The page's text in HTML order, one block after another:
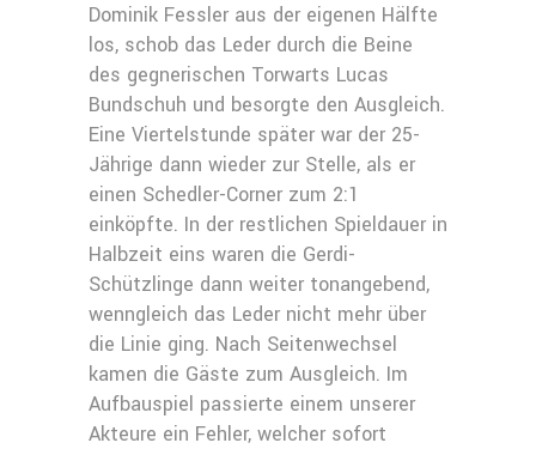
Dominik Fessler aus der eigenen Hälfte
los, schob das Leder durch die Beine
des gegnerischen Torwarts Lucas
Bundschuh und besorgte den Ausgleich.
Eine Viertelstunde später war der 25-
Jährige dann wieder zur Stelle, als er
einen Schedler-Corner zum 2:1
einköpfte. In der restlichen Spieldauer in
Halbzeit eins waren die Gerdi-
Schützlinge dann weiter tonangebend,
wenngleich das Leder nicht mehr über
die Linie ging. Nach Seitenwechsel
kamen die Gäste zum Ausgleich. Im
Aufbauspiel passierte einem unserer
Akteure ein Fehler, welcher sofort